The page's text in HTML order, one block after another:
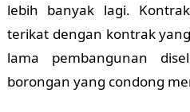
lebih banyak lagi.
terikat dengan kontrak
lama pembangunan
borongan yang condong